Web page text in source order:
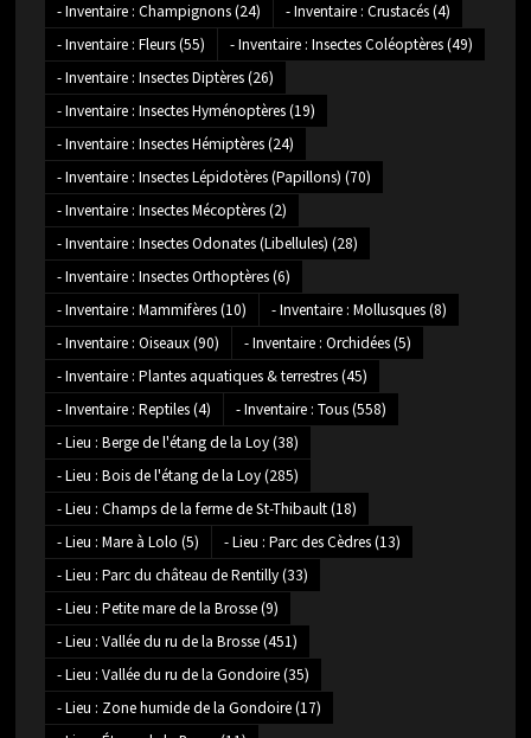
- Inventaire : Champignons(24) - Inventaire : Crustacés(4)
- Inventaire : Fleurs(55) - Inventaire : Insectes Coléoptères(49)
- Inventaire : Insectes Diptères(26)
- Inventaire : Insectes Hyménoptères(19)
- Inventaire : Insectes Hémiptères(24)
- Inventaire : Insectes Lépidotères (Papillons) (70)
- Inventaire : Insectes Mécoptères(2)
- Inventaire : Insectes Odonates (Libellules) (28)
- Inventaire : Insectes Orthoptères(6)
- Inventaire : Mammifères(10) - Inventaire : Mollusques(8)
- Inventaire : Oiseaux(90) - Inventaire : Orchidées(5)
- Inventaire : Plantes aquatiques & terrestres(45)
- Inventaire : Reptiles(4) - Inventaire : Tous(558)
- Lieu : Berge de l'étang de la Loy(38)
- Lieu : Bois de l'étang de la Loy(285)
- Lieu : Champs de la ferme de St-Thibault(18)
- Lieu : Mare à Lolo (5) - Lieu : Parc des Cèdres(13)
- Lieu : Parc du château de Rentilly(33)
- Lieu : Petite mare de la Brosse(9)
- Lieu : Vallée du ru de la Brosse(451)
- Lieu : Vallée du ru de la Gondoire(35)
- Lieu : Zone humide de la Gondoire(17)